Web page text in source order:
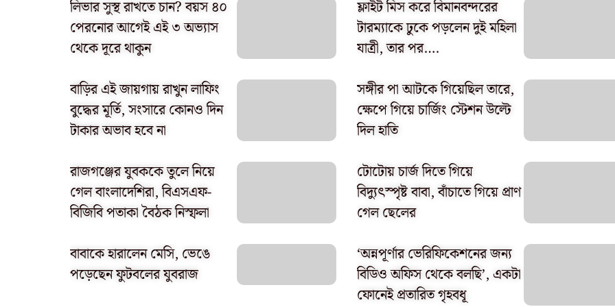
লিভার সুস্থ রাখতে চান? বয়স ৪০
পেরনোর আগেই এই ৩ অভ্যাস
থেকে দূরে থাকুন
ফ্লাইট মিস করে বিমানবন্দরের
টারম্যাকে ঢুকে পড়লেন দুই মহিলা
যাত্রী, তার পর….
বাড়ির এই জায়গায় রাখুন লাফিং
বুদ্ধের মূর্তি, সংসারে কোনও দিন
টাকার অভাব হবে না
সঙ্গীর পা আটকে গিয়েছিল তারে,
ক্ষেপে গিয়ে চার্জিং স্টেশন উল্টে
দিল হাতি
রাজগঞ্জের যুবককে তুলে নিয়ে
গেল বাংলাদেশিরা, বিএসএফ-
বিজিবি পতাকা বৈঠক নিস্ফলা
টোটোয় চার্জ দিতে গিয়ে
বিদ্যুৎস্পৃষ্ট বাবা, বাঁচাতে গিয়ে প্রাণ
গেল ছেলের
বাবাকে হারালেন মেসি, ভেঙে
পড়েছেন ফুটবলের যুবরাজ
‘অন্নপূর্ণার ভেরিফিকেশনের জন্য
বিডিও অফিস থেকে বলছি’, একটা
ফোনেই প্রতারিত গৃহবধূ